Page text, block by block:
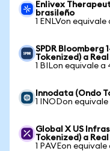
Enlivex
brasileño
1 ENLVon equivale
SPDR Bloomberg
Tokenized) a
1 BILon equivale a
Innodata (Ondo
1 INODon equivale
Global X US
Tokenized) a
1 PAVEon equivale